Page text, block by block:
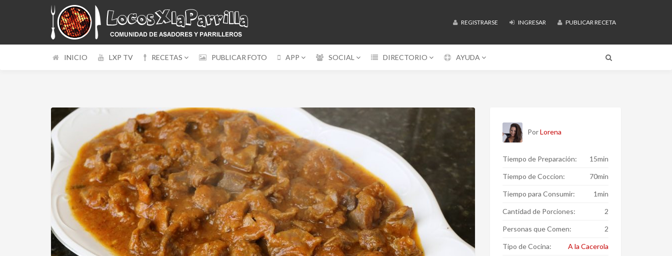
REGISTRARSE INGRESAR PUBLICAR RECETA
INICIO LXP TV RECETAS PUBLICAR FOTO APP SOCIAL DIRECTORIO AYUDA
PorLorena
Tiempo de Preparación: 15min
Tiempo de Coccion: 70min
Tiempo para Consumir: 1min
Cantidad de Porciones: 2
Personas que Comen: 2
Tipo de Cocina: A la Cacerola